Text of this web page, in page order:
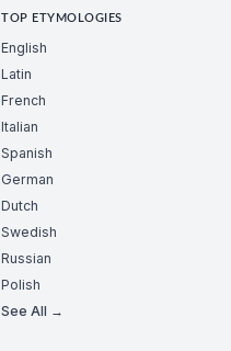
TOP ETYMOLOGIES
English
Latin
French
Italian
Spanish
German
Dutch
Swedish
Russian
Polish
See All →